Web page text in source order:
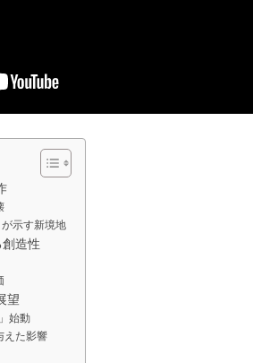
示す新境地
造性
望
始動
えた影響